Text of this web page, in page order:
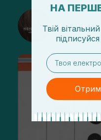
Подписаться
НА
Твій
підписуйся
email